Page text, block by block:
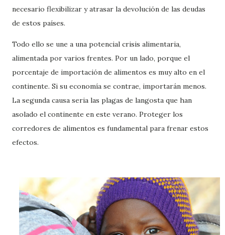
necesario flexibilizar y atrasar la devolución de las deudas
de estos países.
Todo ello se une a una potencial crisis alimentaria,
alimentada por varios frentes. Por un lado, porque el
porcentaje de importación de alimentos es muy alto en el
continente. Si su economía se contrae, importarán menos.
La segunda causa seria las plagas de langosta que han
asolado el continente en este verano. Proteger los
corredores de alimentos es fundamental para frenar estos
efectos.